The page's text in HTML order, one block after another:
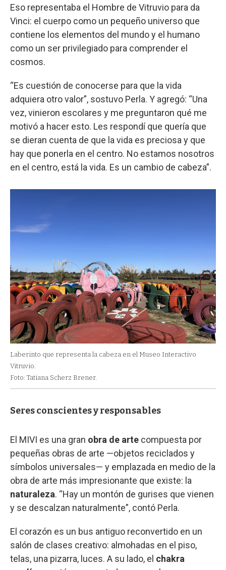
Eso representaba el Hombre de Vitruvio para da
Vinci: el cuerpo como un pequeño universo que
contiene los elementos del mundo y el humano
como un ser privilegiado para comprender el
cosmos.
“Es cuestión de conocerse para que la vida
adquiera otro valor”, sostuvo Perla. Y agregó: “Una
vez, vinieron escolares y me preguntaron qué me
motivó a hacer esto. Les respondí que quería que
se dieran cuenta de que la vida es preciosa y que
hay que ponerla en el centro. No estamos nosotros
en el centro, está la vida. Es un cambio de cabeza”.
Laberinto que representa la cabeza en el Museo Interactivo
Vitruvio.
Foto: Tatiana Scherz Brener.
Seres conscientes y responsables
El MIVI es una gran obra de arte compuesta por
pequeñas obras de arte —objetos reciclados y
símbolos universales— y emplazada en medio de la
obra de arte más impresionante que existe: la
naturaleza. “Hay un montón de gurises que vienen
y se descalzan naturalmente”, contó Perla.
El corazón es un bus antiguo reconvertido en un
salón de clases creativo: almohadas en el piso,
telas, una pizarra, luces. A su lado, el chakra